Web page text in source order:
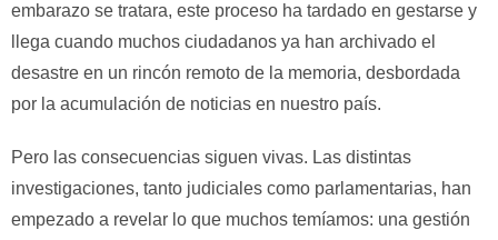
embarazo se tratara, este proceso ha tardado en gestarse y
llega cuando muchos ciudadanos ya han archivado el
desastre en un rincón remoto de la memoria, desbordada
por la acumulación de noticias en nuestro país.
Pero las consecuencias siguen vivas. Las distintas
investigaciones, tanto judiciales como parlamentarias, han
empezado a revelar lo que muchos temíamos: una gestión